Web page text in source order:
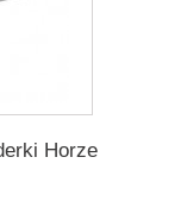
Horze